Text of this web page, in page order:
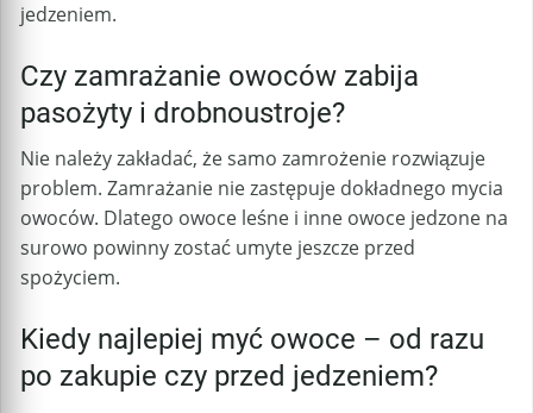
jedzeniem.
Czy zamrażanie owoców zabija
pasożyty i drobnoustroje?
Nie należy zakładać, że samo zamrożenie rozwiązuje
problem. Zamrażanie nie zastępuje dokładnego mycia
owoców. Dlatego owoce leśne i inne owoce jedzone na
surowo powinny zostać umyte jeszcze przed
spożyciem.
Kiedy najlepiej myć owoce – od razu
po zakupie czy przed jedzeniem?